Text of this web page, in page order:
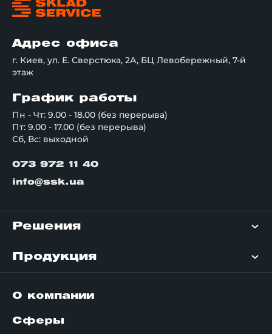
Адрес офиса
г. Киев, ул. Е. Сверстюка, 2А, БЦ Левобережный, 7-й
этаж
График работы
Пн - Чт: 9.00 - 18.00 (без перерыва)
Пт: 9.00 - 17.00 (без перерыва)
Сб, Вс: выходной
073 972 11 40
info@ssk.ua
Решения
Продукция
О компании
Сферы